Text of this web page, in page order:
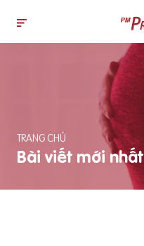
TRANG CHỦ
Bài viết mới nhất